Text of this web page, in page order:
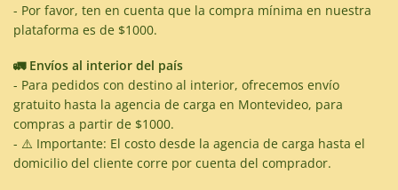
- Por favor, ten en cuenta que la compra mínima en nuestra
plataforma es de $1000.
🚛 Envíos al interior del país
- Para pedidos con destino al interior, ofrecemos envío
gratuito hasta la agencia de carga en Montevideo, para
compras a partir de $1000.
- ⚠️ Importante: El costo desde la agencia de carga hasta el
domicilio del cliente corre por cuenta del comprador.